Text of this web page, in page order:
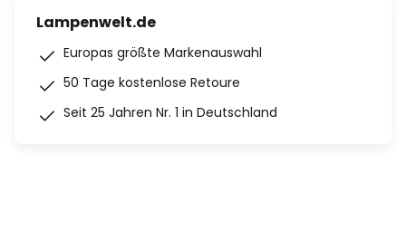
Lampenwelt.de
Europas größte Markenauswahl
50 Tage kostenlose Retoure
Seit 25 Jahren Nr. 1 in Deutschland